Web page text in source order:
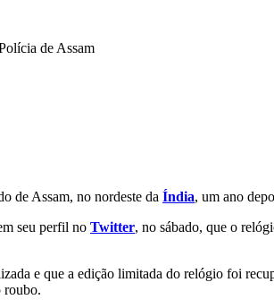
de Assam
de Assam, no nordeste da Índia, um ano
seu perfil no Twitter, no sábado, que o
e que a edição limitada do relógio foi
roubo.